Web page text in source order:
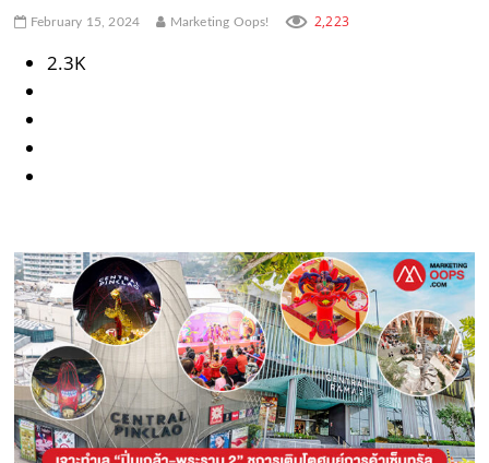
o
m
m
c
February 15, 2024 Marketing Oops! 2,223
2.3K